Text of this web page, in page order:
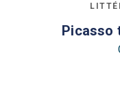
Picasso